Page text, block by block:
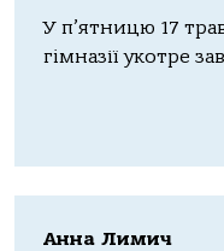
У п’ятницю 17
гімназії укотре
Анна Лимич